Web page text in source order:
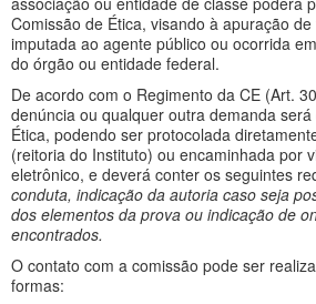
Comissão de Ética, visando à apuração
imputada ao agente público ou ocorrida
do órgão ou entidade federal.
De acordo com o Regimento da CE (Art.
denúncia ou qualquer outra demanda
Ética, podendo ser protocolada
(reitoria do Instituto) ou encaminhada por
eletrônico, e deverá conter os seguintes
conduta, indicação da autoria caso seja
dos elementos da prova ou indicação de
encontrados.
O contato com a comissão pode ser
formas: